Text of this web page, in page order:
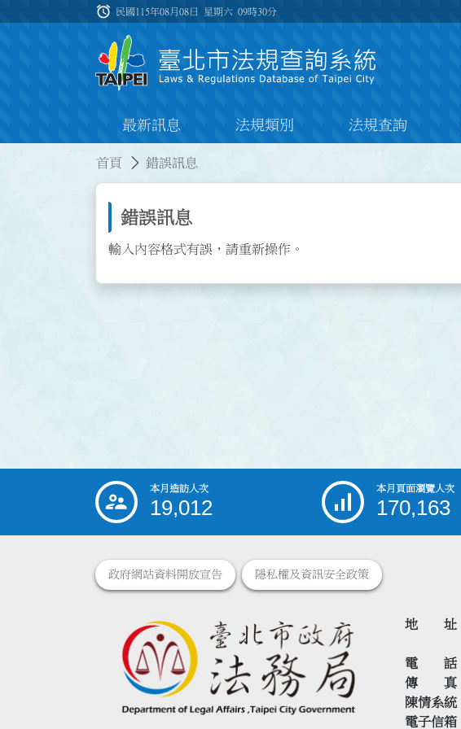
:::
alarm 民國115年08月08日 星期六09時30分
最新訊息 法規類別 法規查詢
首頁 錯誤訊息
錯誤訊息
輸入內容格式有誤，請重新操作。
::: 本月造訪人次
19,012
本月頁面瀏覽人次
170,163
政府網站資料開放宣告 隱私權及資訊安全政策
地 址
電 話
傳 真
陳情系統
電子信箱